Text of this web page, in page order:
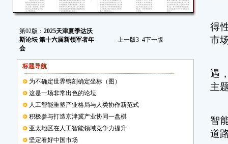
第02版： 2025天津夏季达沃
斯论坛 第十六届新领军者年
会
上一版3 4下一版
标题导航
为不确定世界镌刻确定坐标（图）
这是一场非常出色的论坛
人工智能重塑产业格局与人类协作新范式
积极参与打造京津冀产业协同一盘棋
亚太地区在人工智能领域竞争力提升
坚定看好中国市场
得
市
遇
主
智
道